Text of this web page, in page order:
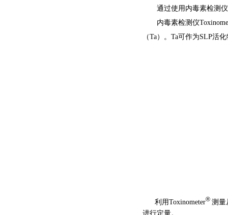
通过使用内毒素检测
内毒素检测仪
（Ta）。Ta可作为SLP活
利用Toxinometer® 测量
进行定量。